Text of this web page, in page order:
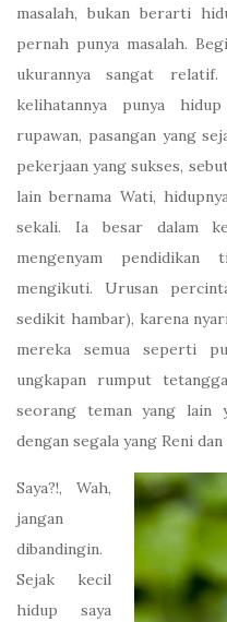
masalah, bukan berarti
pernah punya masalah.
ukurannya sangat
kelihatannya punya
rupawan, pasangan yang
pekerjaan yang sukses,
lain bernama Wati,
sekali. Ia besar dalam
mengenyam
mengikuti. Urusan
sedikit hambar), karena
mereka semua seperti
ungkapan rumput
seorang teman yang lain
dengan segala yang Reni
Saya?!, Wah,
jangan
dibandingin.
Sejak kecil
hidup saya